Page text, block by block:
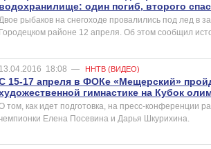
водохранилище: один погиб, второго
Двое рыбаков на снегоходе провалились под лед в
Городецком районе 12 апреля. Об этом сообщил
13.04.2016 18:08 — ННТВ (ВИДЕО)
15-17 апреля в ФОКе «Мещерский»
гимнастике на Кубок
том, как идет подготовка, на пресс-конференции
Елена Посевина и Дарья Шкурихина.